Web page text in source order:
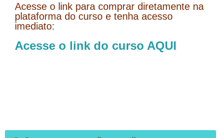
Acesse o link para comprar diretamente na
plataforma do curso e tenha acesso
imediato:
Acesse o link do curso AQUI